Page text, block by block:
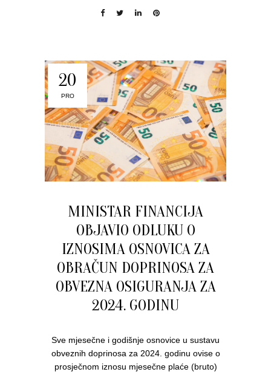
20
PRO
MINISTAR FINANCIJA
OBJAVIO ODLUKU O
IZNOSIMA OSNOVICA ZA
OBRAČUN DOPRINOSA ZA
OBVEZNA OSIGURANJA ZA
2024. GODINU
Sve mjesečne i godišnje osnovice u sustavu
obveznih doprinosa za 2024. godinu ovise o
prosječnom iznosu mjesečne plaće (bruto)